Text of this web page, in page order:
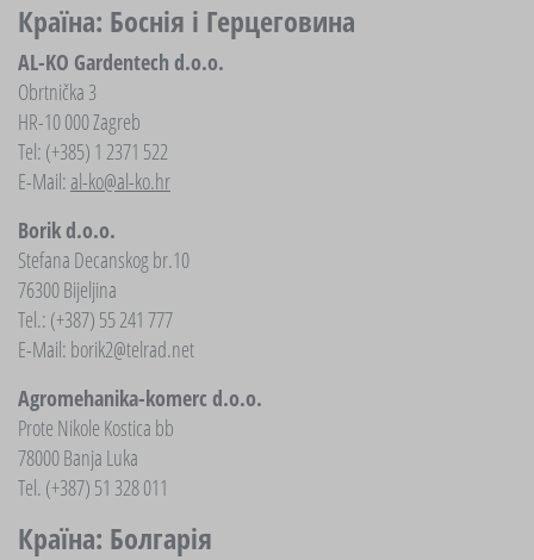
Країна: Боснія і Герцеговина
AL-KO Gardentech d.o.o.
Obrtnička 3
HR-10 000 Zagreb
Tel: (+385) 1 2371 522
E-Mail:al-ko@al-ko.hr
Borik d.o.o.
Stefana Decanskog br.10
76300 Bijeljina
Tel.: (+387) 55 241 777
E-Mail: borik2@telrad.net
Agromehanika-komerc d.o.o.
Prote Nikole Kostica bb
78000 Banja Luka
Tel. (+387) 51 328 011
Країна: Болгарія